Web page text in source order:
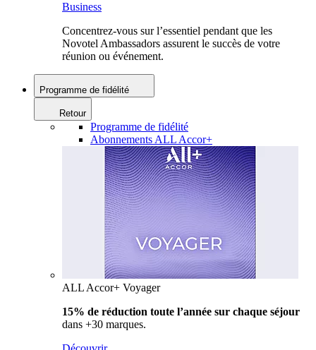
Business
Concentrez-vous sur l’essentiel pendant que les
Novotel Ambassadors assurent le succès de votre
réunion ou événement.
Programme de fidélité
Retour
Programme de fidélité
Abonnements ALL Accor+
ALL Accor+ Voyager
15% de réduction toute l’année sur chaque séjour
dans +30 marques.